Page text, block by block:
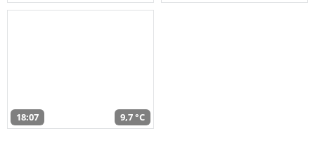
18:07 9,7 °C